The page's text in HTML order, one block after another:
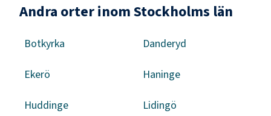
Andra orter inom Stockholms län
Botkyrka Danderyd
Ekerö Haninge
Huddinge Lidingö